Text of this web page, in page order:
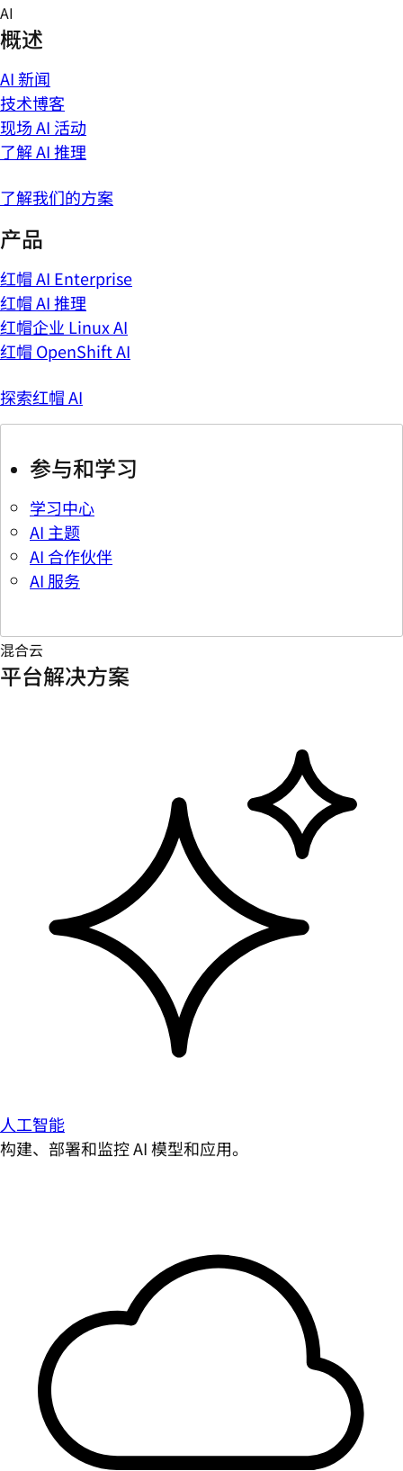
Skip
to
content
AI
概述
AI 新闻
技术博客
现场 AI 活动
了解 AI 推理
了解我们的方案
产品
红帽 AI Enterprise
红帽 AI 推理
红帽企业 Linux AI
红帽 OpenShift AI
探索红帽 AI
参与和学习
学习中心
AI 主题
AI 合作伙伴
AI 服务
混合云
平台解决方案
人工智能
构建、部署和监控 AI 模型和应用。